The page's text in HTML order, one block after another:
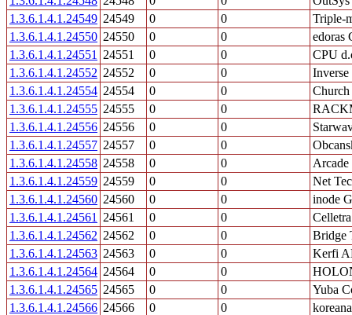
1.3.6.1.4.1.24549 24549 0 0
Triple-
1.3.6.1.4.1.24550 24550 0 0
edoras
1.3.6.1.4.1.24551
24551 0 0
CPU
1.3.6.1.4.1.24552 24552 0 0
1.3.6.1.4.1.24554 24554 0 0
Church
1.3.6.1.4.1.24555 24555 0 0
1.3.6.1.4.1.24556 24556 0 0
1.3.6.1.4.1.24557 24557 0 0
1.3.6.1.4.1.24558 24558 0 0
1.3.6.1.4.1.24559 24559 0 0
Net
1.3.6.1.4.1.24560 24560 0 0
inode
1.3.6.1.4.1.24561
24561 0 0
1.3.6.1.4.1.24562 24562 0 0
Bridge
1.3.6.1.4.1.24563 24563 0 0
Kerfi
1.3.6.1.4.1.24564 24564 0 0
1.3.6.1.4.1.24565 24565 0 0
Yuba
1.3.6.1.4.1.24566 24566 0 0